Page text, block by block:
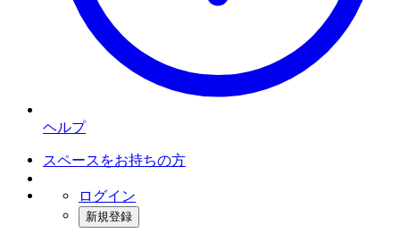
ヘルプ
スペースをお持ちの方
ログイン
新規登録